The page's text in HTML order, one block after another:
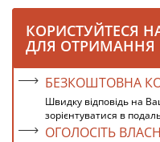
КОРИСТУЙТЕСЯ
ДЛЯ
БЕЗКОШТОВНА
Швидку відповідь на
зорієнтуватися в
ОГОЛОСІТЬ